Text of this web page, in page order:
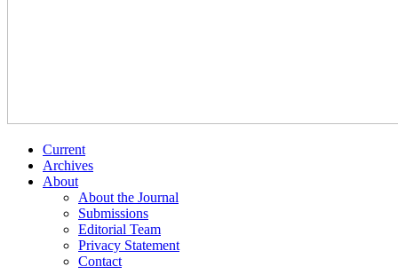
Current
Archives
About
About the Journal
Submissions
Editorial Team
Privacy Statement
Contact